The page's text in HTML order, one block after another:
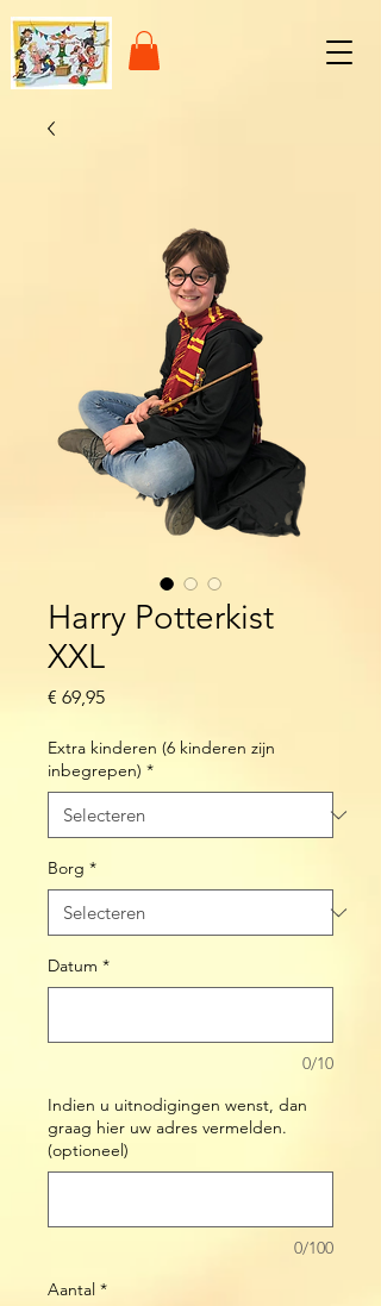
Harry Potterkist
XXL
€ 69,95Prijs
Extra kinderen (6 kinderen zijn
inbegrepen) *
Borg *
Datum *
0/10
Indien u uitnodigingen wenst, dan
graag hier uw adres vermelden.
(optioneel)
0/100
Aantal *